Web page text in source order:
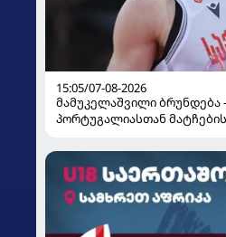
15:05/07-08-2026
მამუკელაშვილი ბრუნდება
პორტუგალიასთან